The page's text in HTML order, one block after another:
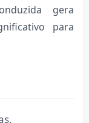
gera
para